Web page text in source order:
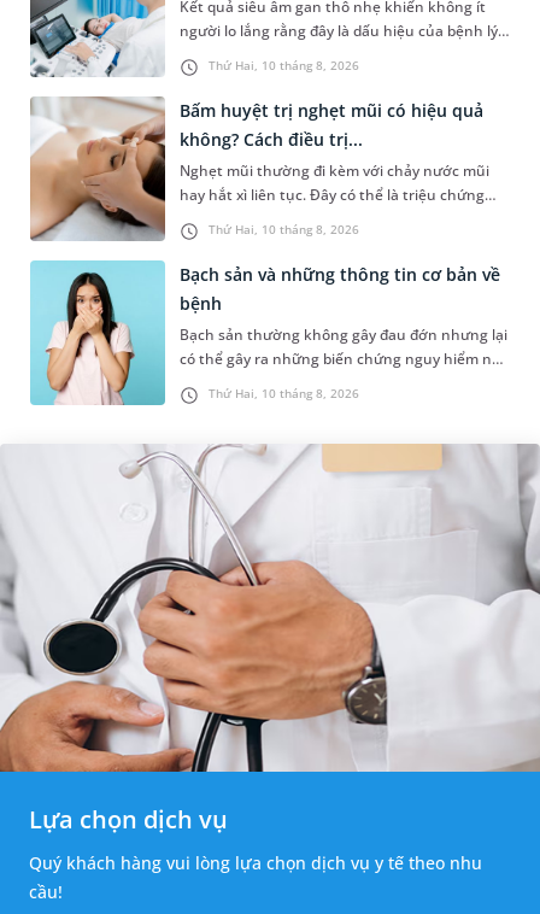
Thứ Hai, 10 tháng 8, 2026
Kết quả siêu âm gan thô nhẹ khiến không ít
người lo lắng rằng đây là dấu hiệu của bệnh lý
nguy hiểm hay chỉ là thay đổi tạm thời của gan
và có thể hồi phục....
Thứ Hai, 10 tháng 8, 2026
Bấm huyệt trị nghẹt mũi có hiệu quả
không? Cách điều trị...
Nghẹt mũi thường đi kèm với chảy nước mũi
hay hắt xì liên tục. Đây có thể là triệu chứng
của một số bệnh lý như cảm cúm, viêm mũi
xoang,... Khi bị nghẹt mũi,...
Thứ Hai, 10 tháng 8, 2026
Bạch sản và những thông tin cơ bản về
bệnh
Bạch sản thường không gây đau đớn nhưng lại
có thể gây ra những biến chứng nguy hiểm nếu
không được phát hiện và điều trị sớm. Những
thông tin dưới đây sẽ gi...
Lựa chọn dịch vụ
Quý khách hàng vui lòng lựa chọn dịch vụ y tế theo nhu
cầu!